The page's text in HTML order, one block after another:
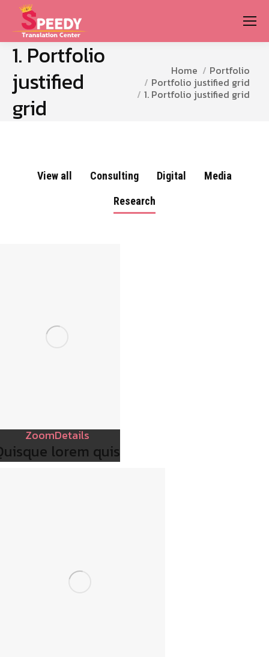
1. Portfolio
justified
grid
You are here:Home
Portfolio
Portfolio justified grid
1. Portfolio justified grid
View all Consulting Digital
Media
Research
ZoomDetails
lorem quis